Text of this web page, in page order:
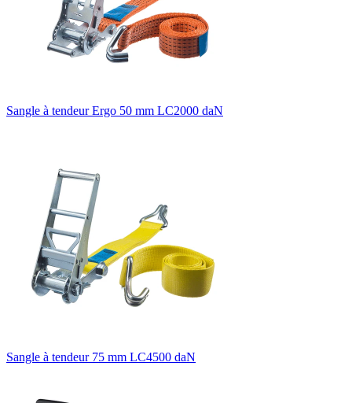
Sangle à tendeur Ergo 50 mm LC2000 daN
Sangle à tendeur 75 mm LC4500 daN